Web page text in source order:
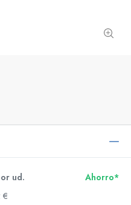
ud.
Ahorro*
€